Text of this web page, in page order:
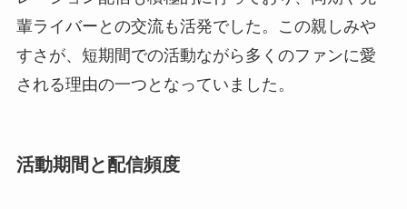
輩ライバーとの交流も活発でした。この親しみや
すさが、短期間での活動ながら多くのファンに愛
される理由の一つとなっていました。
活動期間と配信頻度